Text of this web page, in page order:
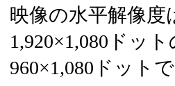
映像の水平解像
1,920×1,080ドッ
960×1,080ドット